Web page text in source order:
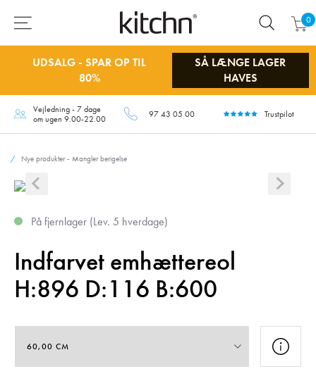
0
UDSALG - SPAR OP TIL
80%
SÅ LÆNGE LAGER
HAVES
Vejledning - 7 dage
om ugen 9.00-22.00
97 43 05 00 Trustpilot
Nye produkter - Mangler berigelse
På fjernlager (Lev. 5 hverdage)
Indfarvet emhættereol
H:896 D:116 B:600